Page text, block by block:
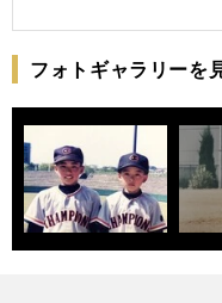
フォトギャラリーを